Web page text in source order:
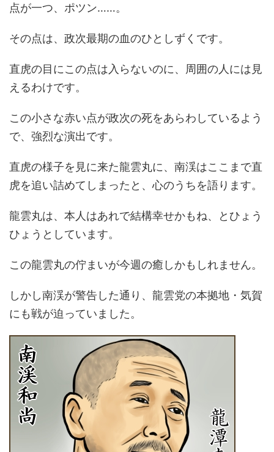
点が一つ、ポツン……。
その点は、政次最期の血のひとしずくです。
直虎の目にこの点は入らないのに、周囲の人には見
えるわけです。
この小さな赤い点が政次の死をあらわしているよう
で、強烈な演出です。
直虎の様子を見に来た龍雲丸に、南渓はここまで直
虎を追い詰めてしまったと、心のうちを語ります。
龍雲丸は、本人はあれで結構幸せかもね、とひょう
ひょうとしています。
この龍雲丸の佇まいが今週の癒しかもしれません。
しかし南渓が警告した通り、龍雲党の本拠地・気賀
にも戦が迫っていました。